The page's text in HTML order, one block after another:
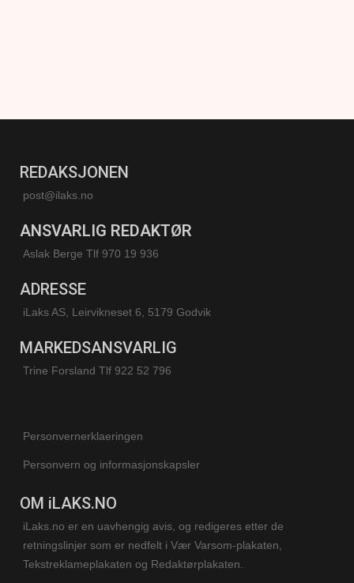
REDAKSJONEN
post@ilaks.no
ANSVARLIG REDAKTØR
Aslak Berge Tlf 970 19 936
ADRESSE
iLaks AS, Leirvikneset 6, 5179 Godvik
MARKEDSANSVARLIG
Trine Forsland Tlf 922 52 796
Personvernerklaeringen
Personvern og informasjonskapsler
OM iLAKS.NO
iLaks.no er en uavhengig avis, og redigeres etter de
retningslinjer som er nedfelt i Vær Varsom-plakaten,
Tekstreklameplakaten og Redaktørplakaten.